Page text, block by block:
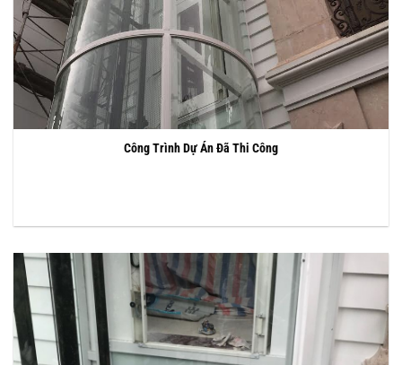
Công Trình Dự Án Đã Thi Công